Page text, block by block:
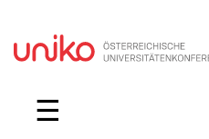
☰